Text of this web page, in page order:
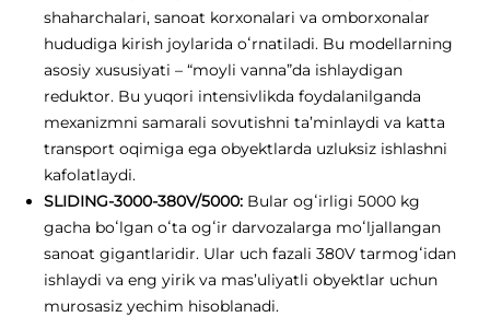
shaharchalari, sanoat korxonalari va omborxonalar
hududiga kirish joylarida oʻrnatiladi. Bu modellarning
asosiy xususiyati – “moyli vanna”da ishlaydigan
reduktor. Bu yuqori intensivlikda foydalanilganda
mexanizmni samarali sovutishni ta’minlaydi va katta
transport oqimiga ega obyektlarda uzluksiz ishlashni
kafolatlaydi.
SLIDING-3000-380V/5000: Bular ogʻirligi 5000 kg
gacha boʻlgan oʻta ogʻir darvozalarga moʻljallangan
sanoat gigantlaridir. Ular uch fazali 380V tarmogʻidan
ishlaydi va eng yirik va mas’uliyatli obyektlar uchun
murosasiz yechim hisoblanadi.